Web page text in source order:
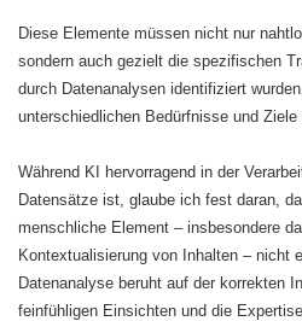
Diese Elemente müssen nicht nur
sondern auch gezielt die spezifischen
durch Datenanalysen identifiziert
unterschiedlichen Bedürfnisse und Ziele
Während KI hervorragend in der
Datensätze ist, glaube ich fest daran,
menschliche Element – insbesondere
Kontextualisierung von Inhalten – nicht
Datenanalyse beruht auf der korrekten
feinfühligen Einsichten und die